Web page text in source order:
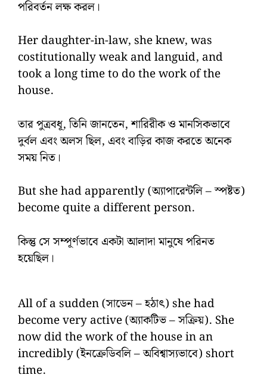
পরিবর্তন লক্ষ করল।
Her daughter-in-law, she knew, was
costitutionally weak and languid, and
took a long time to do the work of the
house.
তার পুত্রবধূ, তিনি জানতেন, শারিরীক ও মানসিকভাবে
দুর্বল এবং অলস ছিল, এবং বাড়ির কাজ করতে অনেক
সময় নিত।
But she had apparently (অ্যাপারেন্টলি – স্পষ্টত)
become quite a different person.
কিন্তু সে সম্পূর্ণভাবে একটা আলাদা মানুষে পরিনত
হয়েছিল।
All of a sudden (সাডেন – হঠাৎ) she had
become very active (অ্যাকটিভ – সক্রিয়). She
now did the work of the house in an
incredibly (ইনক্রেডিবলি – অবিশ্বাস্যভাবে) short
time.